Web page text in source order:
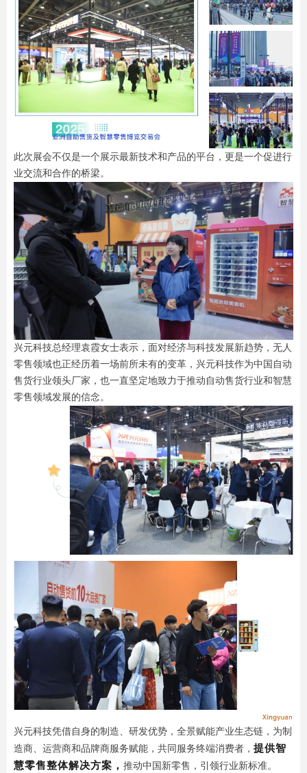
此次展会不仅是一个展示最新技术和产品的平台，更是一个促进行
业交流和合作的桥梁。
兴元科技总经理袁霞女士表示，面对经济与科技发展新趋势，无人
零售领域也正经历着一场前所未有的变革，兴元科技作为中国自动
售货行业领头厂家，也一直坚定地致力于推动自动售货行业和智慧
零售领域发展的信念。
兴元科技凭借自身的制造、研发优势，全景赋能产业生态链，为制
造商、运营商和品牌商服务赋能，共同服务终端消费者， 提供智
慧零售整体解决方案， 推动中国新零售，引领行业新标准。